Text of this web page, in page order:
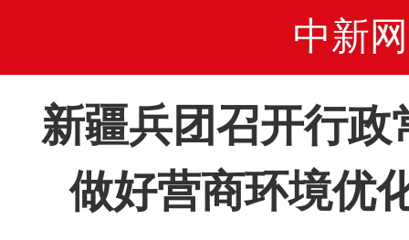
中新网
新疆兵团召开行政
做好营商环境优